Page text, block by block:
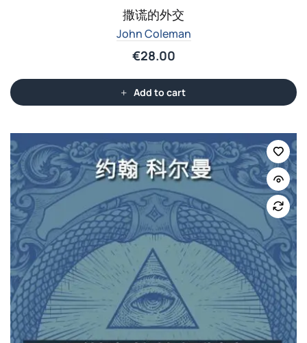
撒谎的外交
John Coleman
€28.00
Add to cart